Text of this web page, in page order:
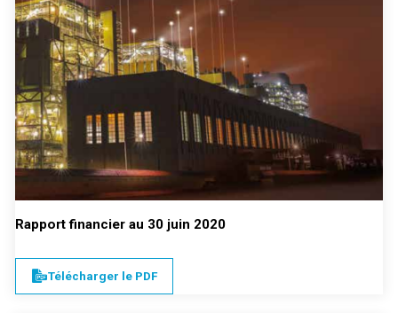
Rapport financier au 30 juin 2020
Télécharger le PDF